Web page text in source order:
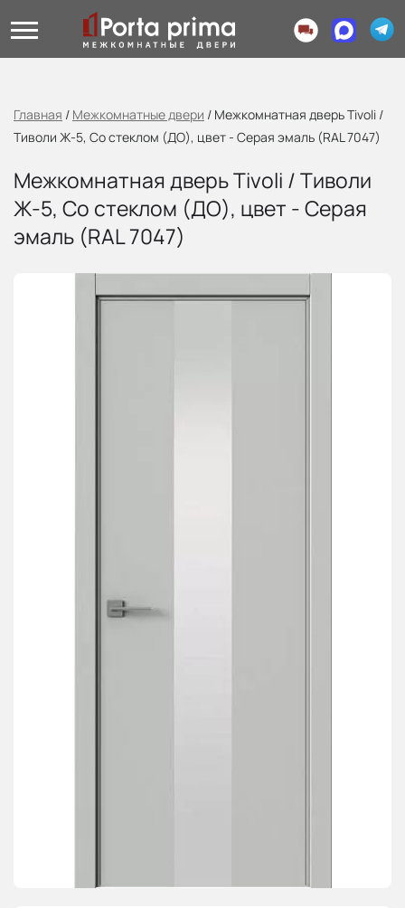
Главная / Межкомнатные двери / Межкомнатная дверь Tivoli /
Тиволи Ж-5, Со стеклом (ДО), цвет - Серая эмаль (RAL 7047)
Межкомнатная дверь Tivoli / Тиволи
Ж-5, Со стеклом (ДО), цвет - Серая
эмаль (RAL 7047)